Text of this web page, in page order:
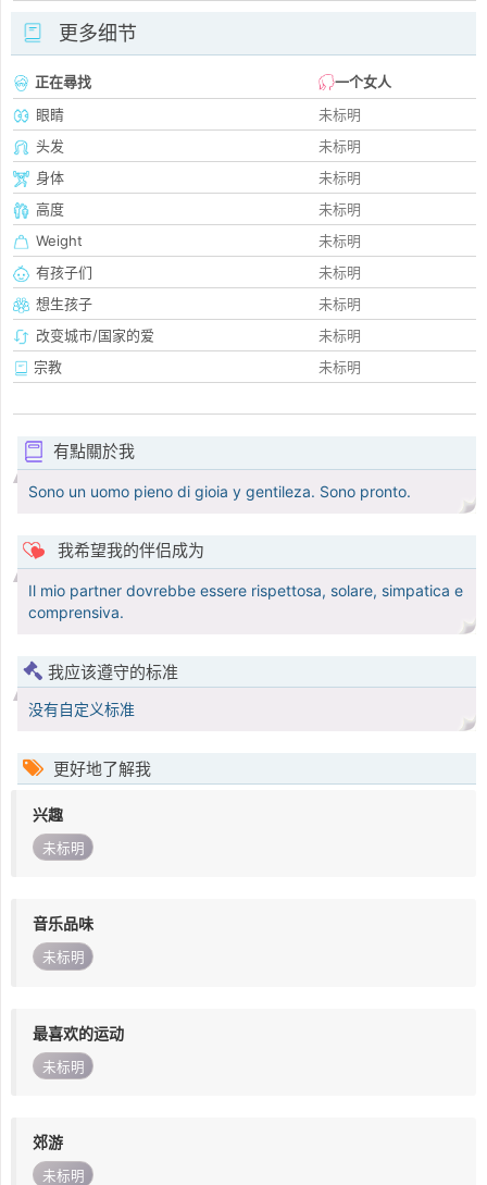
更多细节
正在尋找
一个女人
眼睛
未标明
头发
未标明
身体
未标明
高度
未标明
Weight
未标明
有孩子们
未标明
想生孩子
未标明
改变城市/国家的爱
未标明
宗教
未标明
有點關於我
Sono un uomo pieno di gioia y gentileza. Sono pronto.
我希望我的伴侣成为
Il mio partner dovrebbe essere rispettosa, solare, simpatica e
comprensiva.
我应该遵守的标准
没有自定义标准
更好地了解我
兴趣
未标明
音乐品味
未标明
最喜欢的运动
未标明
郊游
未标明